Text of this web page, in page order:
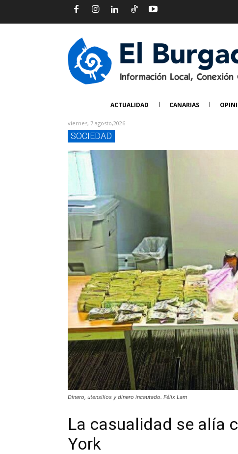
ACTUALIDAD CANARIAS
viernes, 7 agosto,2026
SOCIEDAD
Dinero, utensilios y dinero incautado. Félix Lam
La casualidad se alía
York